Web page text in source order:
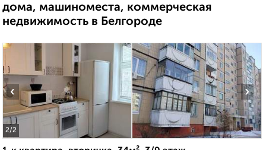
дома, машиноместа, коммерческая
недвижимость в Белгороде
2/2
‹ ›